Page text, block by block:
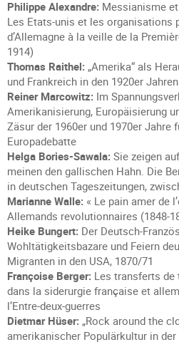
Philippe Alexandre: Messianisme
Les Etats-unis et les organisations
d’Allemagne à la veille de la
1914)
Thomas Raithel: „Amerika“ als
und Frankreich in den 1920er Jahren
Reiner Marcowitz: Im
Amerikanisierung, Europäisierung
Zäsur der 1960er und 1970er
Europadebatte
Helga Bories-Sawala: Sie zeigen
meinen den gallischen Hahn. Die
in deutschen Tageszeitungen,
Marianne Walle: « Le pain amer de
Allemands revolutionnaires (1848-
Heike Bungert: Der Deutsch-
Wohltätigkeitsbazare und Feiern
Migranten in den USA, 1870/71
Françoise Berger: Les transferts
dans la siderurgie française et
l’Entre-deux-guerres
Dietmar Hüser: „Rock around the
amerikanischer Populärkultur in